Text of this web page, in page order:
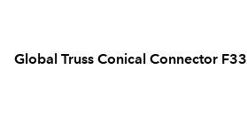
Global Truss Conical Connector F33